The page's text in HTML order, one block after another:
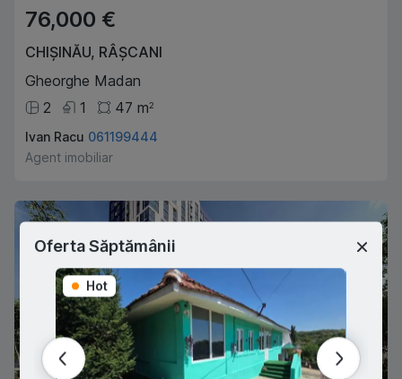
76,000 €
CHIȘINĂU, RÂȘCANI
Gheorghe Madan
2
1 47 m2
Ivan Racu 061199444
Agent imobiliar
Oferta Săptămânii
Hot Hot